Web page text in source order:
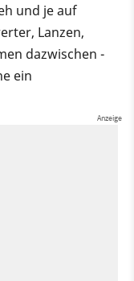
und je auf
Lanzen,
dazwischen -
ein